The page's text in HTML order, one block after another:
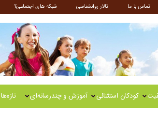
شبکه های اجتماعی؟ تالار روانشناسی تماس با ما
کودکان استثنائی آموزش و چندرسانه‌ای تازه‌ها